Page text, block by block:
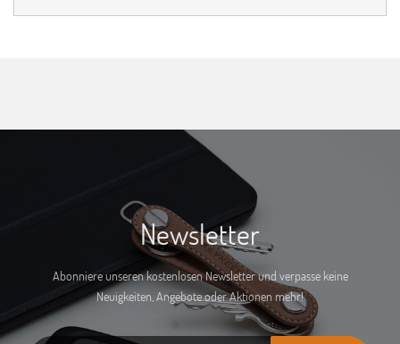
Newsletter
Abonniere unseren kostenlosen Newsletter und verpasse keine
Neuigkeiten, Angebote oder Aktionen mehr!